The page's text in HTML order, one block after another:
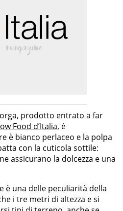
prodotto entrato a far
Food d’Italia, è
è bianco perlaceo e la polpa
con la cuticola sottile:
assicurano la dolcezza e una
è una delle peculiarità della
i tre metri di altezza e si